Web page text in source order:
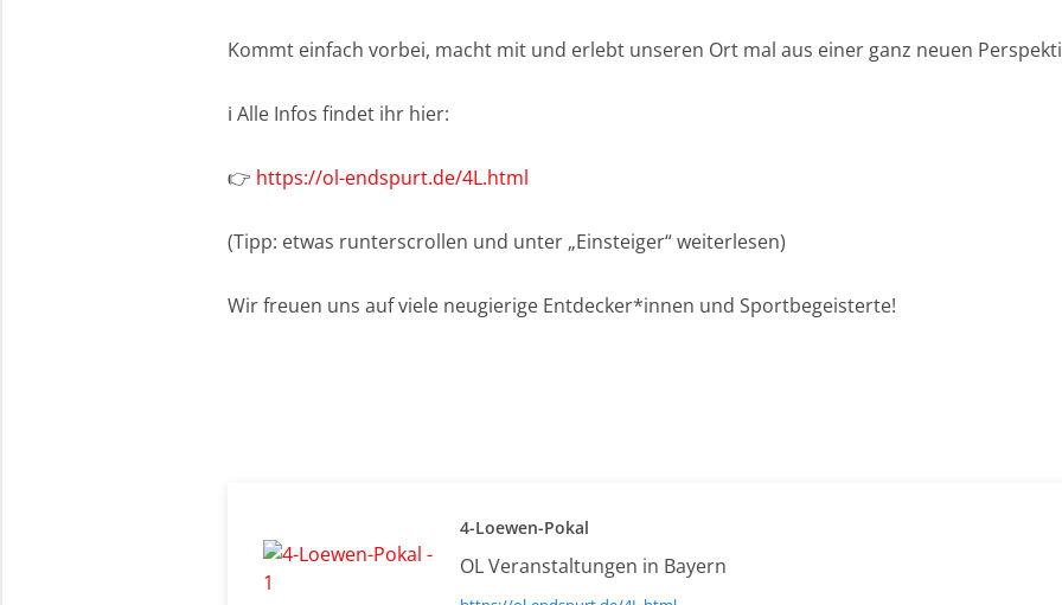
Kommt einfach vorbei, macht mit und erlebt unseren Ort mal aus einer ganz neuen
ℹ️ Alle Infos findet ihr hier:
👉 https://ol-endspurt.de/4L.html
(Tipp: etwas runterscrollen und unter „Einsteiger“ weiterlesen)
Wir freuen uns auf viele neugierige Entdecker*innen und Sportbegeisterte!
4-Loewen-Pokal
OL Veranstaltungen in Bayern